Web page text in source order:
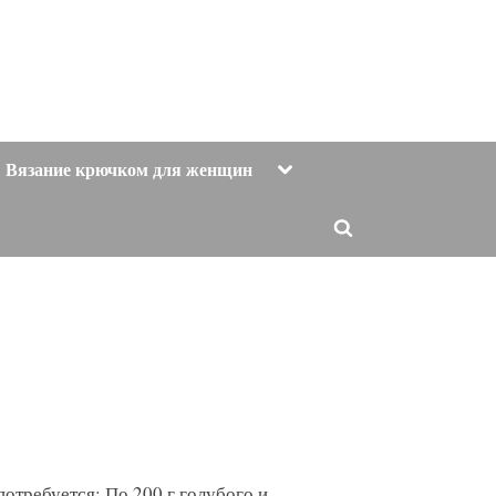
Вязание крючком для женщин Toggle
Toggle